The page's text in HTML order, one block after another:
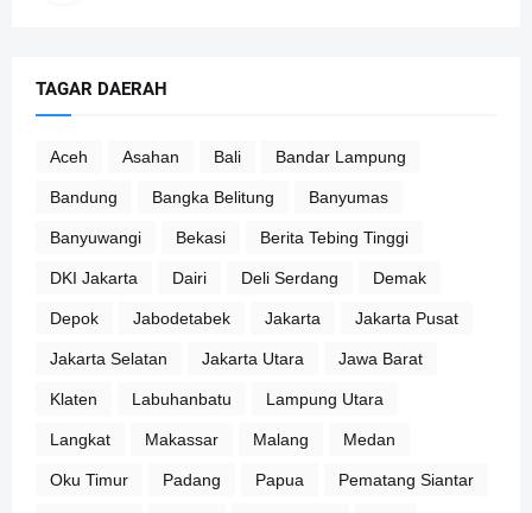
TAGAR DAERAH
Aceh Asahan Bali Bandar Lampung
Bandung Bangka Belitung Banyumas
Banyuwangi Bekasi Berita Tebing Tinggi
DKI Jakarta Dairi Deli Serdang Demak
Depok Jabodetabek Jakarta Jakarta Pusat
Jakarta Selatan Jakarta Utara Jawa Barat
Klaten Labuhanbatu Lampung Utara
Langkat Makassar Malang Medan
Oku Timur Padang Papua Pematang Siantar